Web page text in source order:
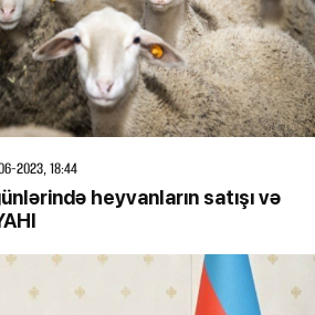
2023, 18:44
heyvanların satışı və